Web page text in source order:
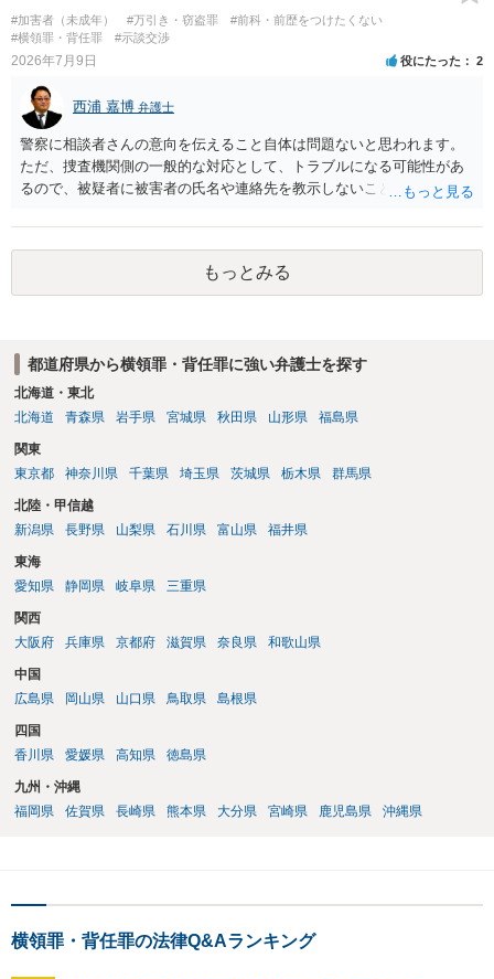
#加害者（未成年） #万引き・窃盗罪
#前科・前歴をつけたくない
#横領罪・背任罪
#示談交渉
2026年7月9日 役にたった 2
西浦 嘉博 弁護士
警察に相談者さんの意向を伝えること自体は問題ないと思われます。
ただ、捜査機関側の一般的な対応として、トラブルになる可能性があ
るので、被疑者に被害者の氏名や連絡先を教示しないことがあり得ま
でしたら、弁護士に依頼される必要が生じます。 なお、捜査機関の言
う「横領罪」は、相談の背景に記載されている事情から占有離脱物横
領罪を指すと思われます。 上記、ご参考ください。
もっとみる
都道府県から横領罪・背任罪に強い弁護士を探す
北海道・東北
北海道
青森県 岩手県 宮城県 秋田県 山形県 福島県
関東
東京都
神奈川県 千葉県 埼玉県 茨城県 栃木県 群馬県
北陸・甲信越
新潟県
長野県 山梨県 石川県 富山県 福井県
東海
愛知県
静岡県 岐阜県 三重県
関西
大阪府
兵庫県 京都府 滋賀県 奈良県 和歌山県
中国
広島県
岡山県 山口県 鳥取県 島根県
四国
香川県
愛媛県 高知県 徳島県
九州・沖縄
福岡県
佐賀県 長崎県 熊本県 大分県 宮崎県 鹿児島県 沖縄県
横領罪・背任罪の法律Q&Aランキング